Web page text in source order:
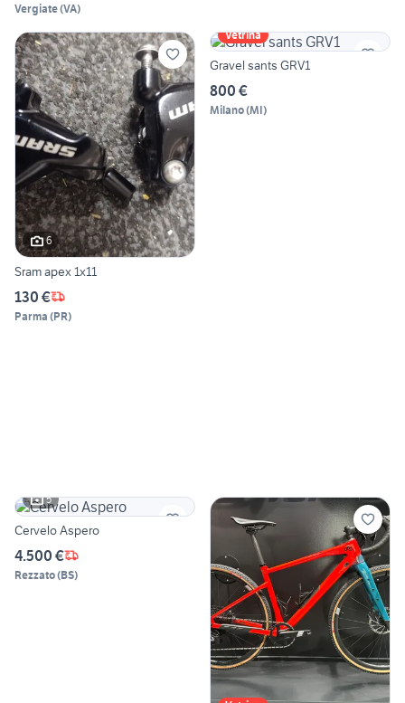
Vergiate(VA)
6
Sram apex 1x11
130 €
Parma (PR)
Vetrina
Gravel sants GRV1
800 €
Milano(MI)
5
Cervelo Aspero
4.500 €
Rezzato(BS)